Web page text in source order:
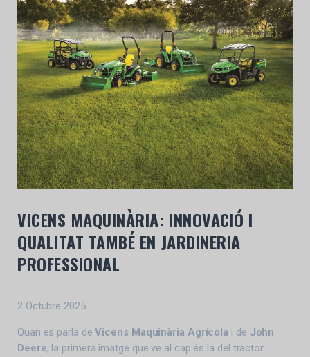
VICENS MAQUINÀRIA: INNOVACIÓ I
QUALITAT TAMBÉ EN JARDINERIA
PROFESSIONAL
2 Octubre 2025
Quan es parla deVicens Maquinària Agrícola i de John
Deere, la primera imatge que ve al cap és la del tractor